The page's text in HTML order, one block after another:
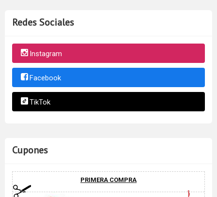
Redes Sociales
Instagram
Facebook
TikTok
Cupones
PRIMERA COMPRA